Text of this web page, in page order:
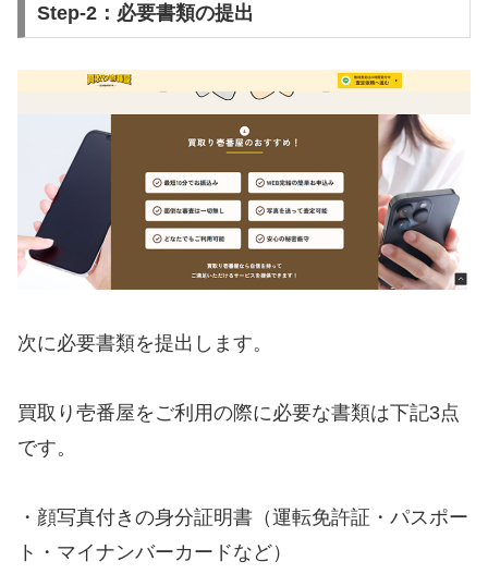
Step-2：必要書類の提出
次に必要書類を提出します。
買取り壱番屋をご利用の際に必要な書類は下記3点
です。
・顔写真付きの身分証明書（運転免許証・パスポー
ト・マイナンバーカードなど）